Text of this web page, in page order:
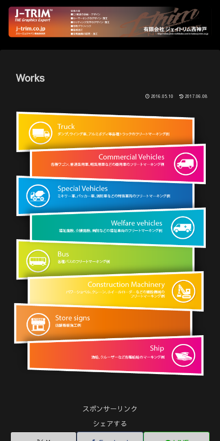
Works
2016.05.10 2017.06.08
スポンサーリンク
シェアする